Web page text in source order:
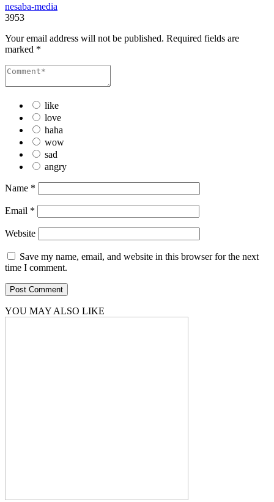
nesaba-media
3953
Your email address will not be published. Required fields are
marked *
like
love
haha
wow
sad
angry
Name *
Email *
Website
Save my name, email, and website in this browser for the next
time I comment.
YOU MAY ALSO LIKE